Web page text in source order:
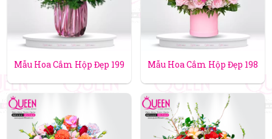
Mẫu Hoa Cắm Hộp Đẹp 199 Mẫu Hoa Cắm Hộp Đẹp 198